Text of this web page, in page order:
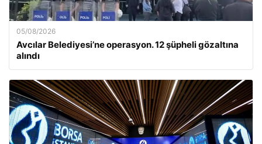
05/08/2026
Avcılar Belediyesi’ne operasyon. 12 şüpheli gözaltına
alındı